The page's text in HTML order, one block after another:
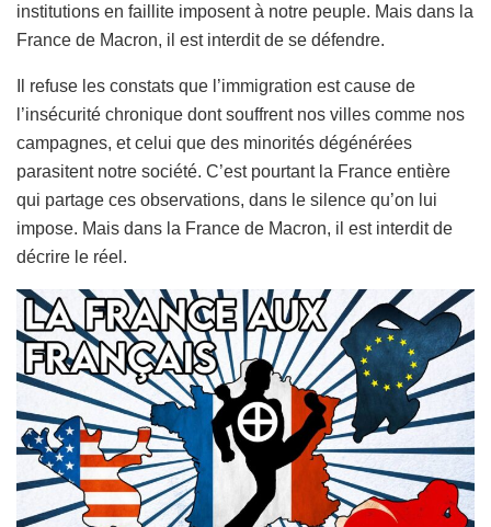
institutions en faillite imposent à notre peuple. Mais dans la
France de Macron, il est interdit de se défendre.
Il refuse les constats que l’immigration est cause de
l’insécurité chronique dont souffrent nos villes comme nos
campagnes, et celui que des minorités dégénérées
parasitent notre société. C’est pourtant la France entière
qui partage ces observations, dans le silence qu’on lui
impose. Mais dans la France de Macron, il est interdit de
décrire le réel.